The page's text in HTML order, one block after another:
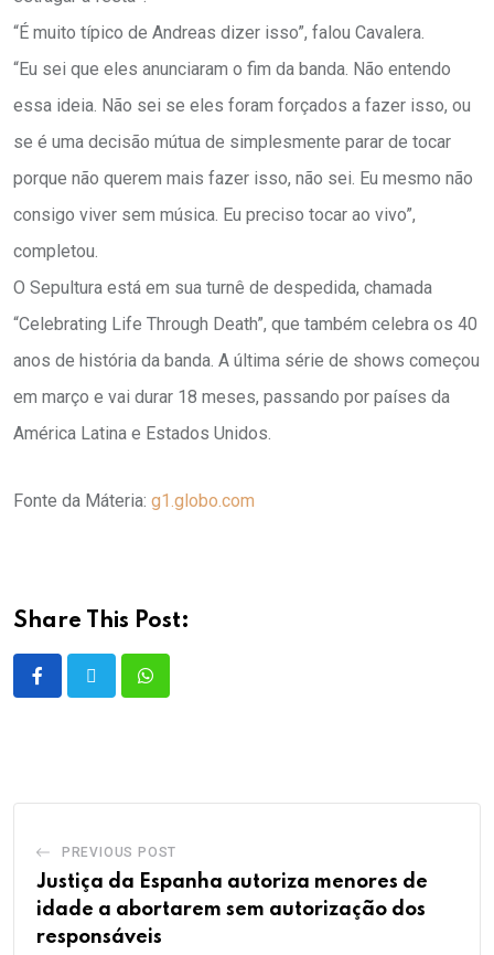
“É muito típico de Andreas dizer isso”, falou Cavalera.
“Eu sei que eles anunciaram o fim da banda. Não entendo
essa ideia. Não sei se eles foram forçados a fazer isso, ou
se é uma decisão mútua de simplesmente parar de tocar
porque não querem mais fazer isso, não sei. Eu mesmo não
consigo viver sem música. Eu preciso tocar ao vivo”,
completou.
O Sepultura está em sua turnê de despedida, chamada
“Celebrating Life Through Death”, que também celebra os 40
anos de história da banda. A última série de shows começou
em março e vai durar 18 meses, passando por países da
América Latina e Estados Unidos.
Fonte da Máteria: g1.globo.com
Share This Post:
PREVIOUS POST
Justiça da Espanha autoriza menores de
idade a abortarem sem autorização dos
responsáveis